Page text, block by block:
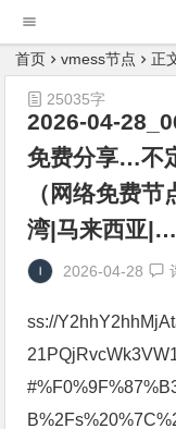
首页 vmess节点 正
2026-04-
免费分享…不
（网络免费
湾|马来西亚|…
2026-04-28
25035字
ss://